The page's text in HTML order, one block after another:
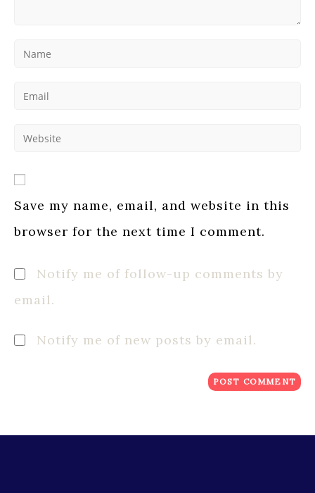
your
comment
your
address
your
URL
(optional)
Save my name, email, and website in this
browser for the next time I comment.
Notify me of follow-up comments by
email.
Notify me of new posts by email.